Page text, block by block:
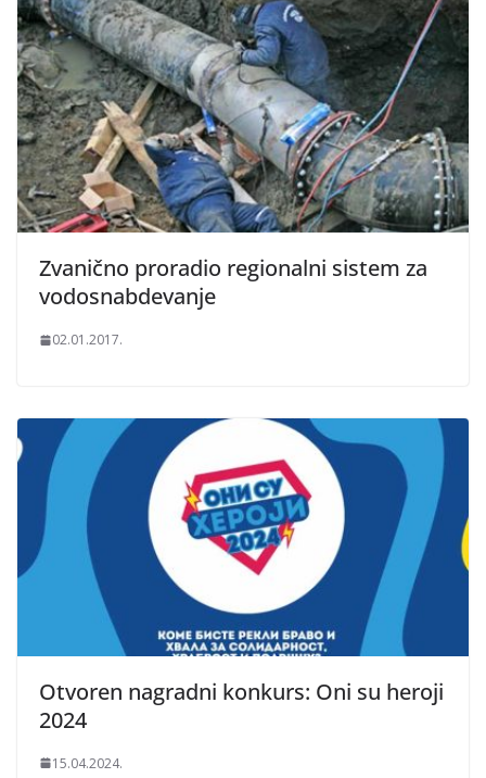
Zvanično proradio regionalni sistem za
vodosnabdevanje
02.01.2017.
Otvoren nagradni konkurs: Oni su heroji
2024
15.04.2024.